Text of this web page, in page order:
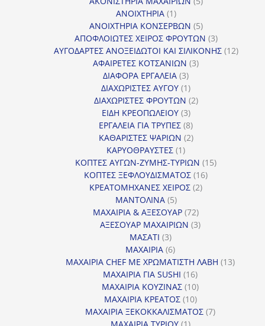
ΑΝΟΙΧΤΗΡΙΑ 11
προϊόν
ΑΝΟΙΧΤΗΡΙΑ ΚΟΝΣΕΡΒΩΝ 55
προϊόντα
ΑΠΟΦΛΟΙΩΤΕΣ ΧΕΙΡΟΣ ΦΡΟΥΤΩΝ 33
προϊόντα
ΑΥΓΟΔΑΡΤΕΣ ΑΝΟΞΕΙΔΩΤΟΙ ΚΑΙ ΣΙΛΙΚΟΝΗΣ 1212
ΑΦΑΙΡΕΤΕΣ ΚΟΤΣΑΝΙΩΝ 33
ΔΙΑΦΟΡΑ ΕΡΓΑΛΕΙΑ 33
προϊόντα
ΔΙΑΧΩΡΙΣΤΕΣ ΑΥΓΟΥ 11
προϊόν
ΔΙΑΧΩΡΙΣΤΕΣ ΦΡΟΥΤΩΝ 22
ΕΙΔΗ ΚΡΕΟΠΩΛΕΙΟΥ 33
προϊόντα
ΕΡΓΑΛΕΙΑ ΓΙΑ ΤΡΥΠΕΣ 88
προϊόντα
ΚΑΘΑΡΙΣΤΕΣ ΨΑΡΙΩΝ 22
ΚΑΡΥΟΘΡΑΥΣΤΕΣ 11
προϊόν
ΚΟΠΤΕΣ ΑΥΓΩΝ-ΖΥΜΗΣ-ΤΥΡΙΩΝ 1515
ΚΟΠΤΕΣ ΞΕΦΛΟΥΔΙΣΜΑΤΟΣ 1616
ΚΡΕΑΤΟΜΗΧΑΝΕΣ ΧΕΙΡΟΣ 22
ΜΑΝΤΟΛΙΝΑ 55
προϊόντα
ΜΑΧΑΙΡΙΑ & ΑΞΕΣΟΥΑΡ 7272
προϊόντα
ΑΞΕΣΟΥΑΡ ΜΑΧΑΙΡΙΩΝ 33
ΜΑΣΑΤΙ 33
προϊόντα
ΜΑΧΑΙΡΙΑ 66
προϊόντα
ΜΑΧΑΙΡΙΑ CHEF ΜΕ ΧΡΩΜΑΤΙΣΤΗ ΛΑΒΗ 1313
ΜΑΧΑΙΡΙΑ ΓΙΑ SUSHI 1616
προϊόντα
ΜΑΧΑΙΡΙΑ ΚΟΥΖΙΝΑΣ 1010
προϊόντα
ΜΑΧΑΙΡΙΑ ΚΡΕΑΤΟΣ 1010
προϊόντα
ΜΑΧΑΙΡΙΑ ΞΕΚΟΚΚΑΛΙΣΜΑΤΟΣ 77
ΜΑΧΑΙΡΙΑ ΤΥΡΙΟΥ 11